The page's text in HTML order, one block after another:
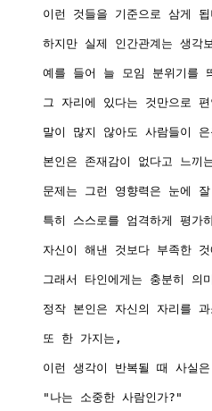
이런 것들을 기준으로 삼게 됩
하지만 실제 인간관계는 생각
예를 들어 늘 모임 분위기를
그 자리에 있다는 것만으로
말이 많지 않아도 사람들이
본인은 존재감이 없다고 느
문제는 그런 영향력은 눈에
특히 스스로를 엄격하게 평가
자신이 해낸 것보다 부족한
그래서 타인에게는 충분히 의
정작 본인은 자신의 자리를 과
또 한 가지는,
이런 생각이 반복될 때 사실
"나는 소중한 사람인가?"